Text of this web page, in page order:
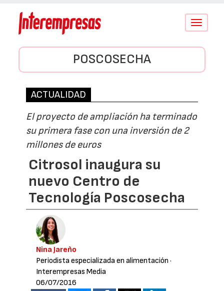
Conmutar
POSCOSECHA
ACTUALIDAD
El proyecto de ampliación ha terminado
su primera fase con una inversión de 2
millones de euros
Citrosol inaugura su
nuevo Centro de
Tecnología Poscosecha
Nina Jareño
Periodista especializada en alimentación ·
Interempresas Media
06/07/2016